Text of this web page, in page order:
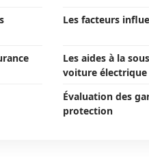
Les facteurs
Les aides à la
voiture électrique
Évaluation des
protection